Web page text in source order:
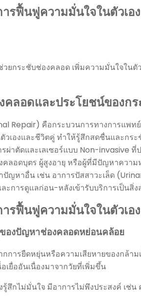
รฟื้นฟูความมั่นใจในตัวเอง
ยกระชับช่องคลอด เพิ่มความมั่นใจใน
คลอดและประโยชน์ของก
Repair) คือกระบวนการทางการแพท
เองและชีวิตคู่ ทำให้รู้สึกสดชื่นและกระ
ผ่าตัดและเลเซอร์แบบ Non-invasive ที่
คลอดบุตร ผู้สูงอายุ หรือผู้ที่มีปัญหาควา
ปัญหาอื่น เช่น อาการปัสสาวะเล็ด
ะการดูแลก่อน-หลังเข้ารับบริการเป็นสิ่
รฟื้นฟูความมั่นใจในตัวเอง
องปัญหาช่องคลอดหย่อนคล้อย
การยืดหยุ่นหรือความเสียหายของกล้า
เยื่ออันเนื่องมาจากวัยที่เพิ่มขึ้น
สึกไม่มั่นใจ มีอาการไม่พึงประสงค์ เช่